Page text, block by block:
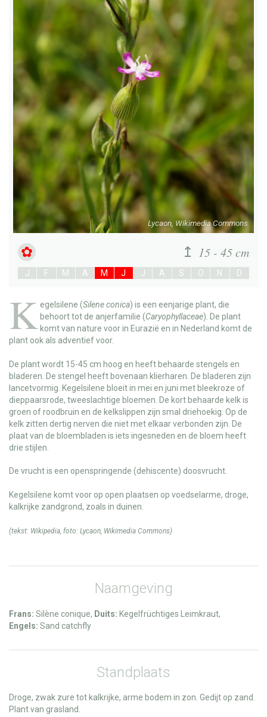
Lycaon, Wikimedia Commons
15 - 45 cm
J F M A M J J A S O N D
K egelsilene (Silene conica) is een eenjarige plant, die
behoort tot de anjerfamilie (Caryophyllaceae). De plant
komt van nature voor in Eurazië en in Nederland komt de
plant ook als adventief voor.
De plant wordt 15-45 cm hoog en heeft behaarde stengels en
bladeren. De stengel heeft bovenaan klierharen. De bladeren zijn
lancetvormig. Kegelsilene bloeit in mei en juni met bleekroze of
dieppaarsrode, tweeslachtige bloemen. De kort behaarde kelk is
groen of roodbruin en de kelkslippen zijn smal driehoekig. Op de
kelk zitten dertig nerven die niet met elkaar verbonden zijn. De
plaat van de bloembladen is iets ingesneden en de bloem heeft
drie stijlen.
De vrucht is een openspringende (dehiscente) doosvrucht.
Kegelsilene komt voor op open plaatsen op voedselarme, droge,
kalkrijke zandgrond, zoals in duinen.
(tekst: Wikipedia , foto: Lycaon Wikimedia Commons)
Naamgeving
Frans: Silène conique, Duits: Kegelfrüchtiges Leimkraut,
Engels: Sand catchfly
Standplaats
Droge, zwak zure tot kalkrijke, arme bodem in zon. Gedijt op zand.
Plant van grasland.